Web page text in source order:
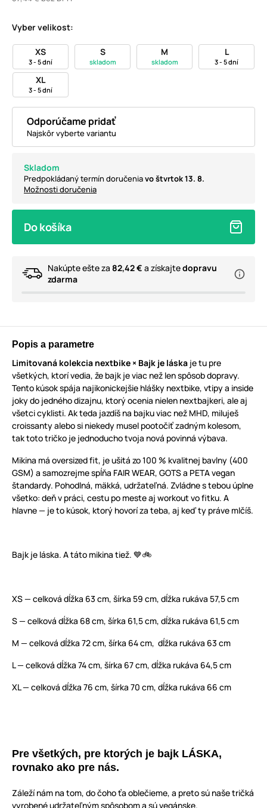
Vyber velikost:
XS
3 - 5 dní
S
skladom
M
skladom
L
3 - 5 dní
XL
3 - 5 dní
Odporúčame pridať
Najskôr vyberte variantu
Skladom
Predpokládaný termín doručeniavo štvrtok 13. 8.
Možnosti doručenia
Do košíka
Nakúpte ešte za 82,42 € a získajtedopravu
zdarma
Popis a parametre
Limitovaná kolekcia nextbike × Bajk je láska je tu pre
všetkých, ktorí vedia, že bajk je viac než len spôsob dopravy.
Tento kúsok spája najikonickejšie hlášky nextbike, vtipy a inside
joky do jedného dizajnu, ktorý ocenia nielen nextbajkeri, ale aj
všetci cyklisti. Ak teda jazdíš na bajku viac než MHD, miluješ
croissanty alebo si niekedy musel pootočiť zadným kolesom,
tak toto tričko je jednoducho tvoja nová povinná výbava.
Mikina má oversized fit, je ušitá zo 100 % kvalitnej bavlny (400
GSM) a samozrejme spĺňa FAIR WEAR, GOTS a PETA vegan
štandardy. Pohodlná, mäkká, udržateľná. Zvládne s tebou úplne
všetko: deň v práci, cestu po meste aj workout vo fitku. A
hlavne — je to kúsok, ktorý hovorí za teba, aj keď ty práve mlčíš.
Bajk je láska. A táto mikina tiež. 💙🚲
XS — celková dĺžka 63 cm, šírka 59 cm, dĺžka rukáva 57,5 cm
S — celková dĺžka 68 cm, šírka 61,5 cm, dĺžka rukáva 61,5 cm
M — celková dĺžka 72 cm, šírka 64 cm, dĺžka rukáva 63 cm
L — celková dĺžka 74 cm, šírka 67 cm, dĺžka rukáva 64,5 cm
XL — celková dĺžka 76 cm, šírka 70 cm, dĺžka rukáva 66 cm
Pre všetkých, pre ktorých je bajk LÁSKA,
rovnako ako pre nás.
Záleží nám na tom, do čoho ťa oblečieme, a preto sú naše tričká
vyrobené udržateľným spôsobom a sú vegánske.